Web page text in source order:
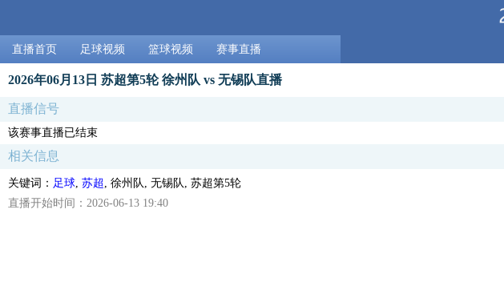
直播首页 足球视频 篮球视频 赛事直播
2026年06月13日 苏超第5轮 徐州队 vs 无锡队直播
直播信号
该赛事直播已结束
相关信息
关键词： 足球 苏超 , 徐州队, 无锡队, 苏超第5轮
直播开始时间：2026-06-13 19:40